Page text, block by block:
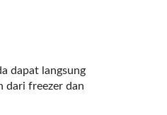
dapat langsung
dari freezer dan